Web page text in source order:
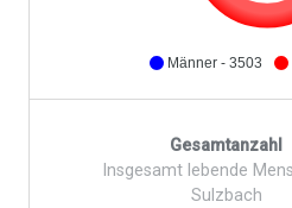
Männer - 3503
Gesamtanzahl
Insgesamt lebende
Sulzbach